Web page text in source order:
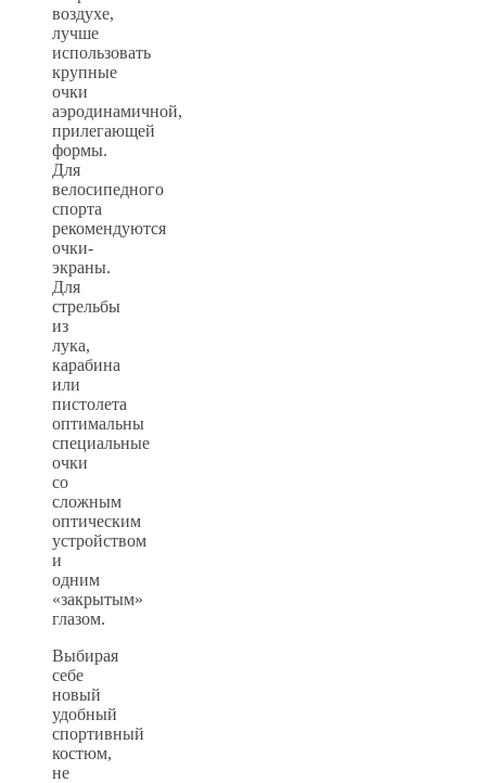
воздухе,
лучше
использовать
крупные
очки
аэродинамичной,
прилегающей
формы.
Для
велосипедного
спорта
рекомендуются
очки-
экраны.
Для
стрельбы
из
лука,
карабина
или
пистолета
оптимальны
специальные
очки
со
сложным
оптическим
устройством
и
одним
«закрытым»
глазом.
Выбирая
себе
новый
удобный
спортивный
костюм,
не